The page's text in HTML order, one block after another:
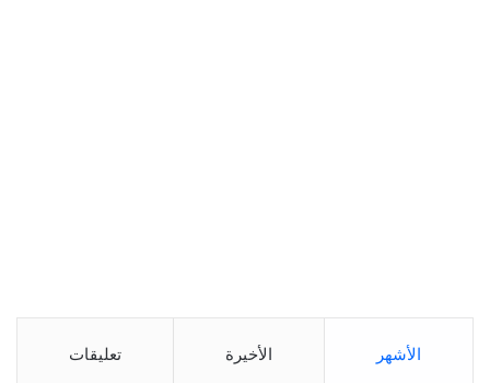
الأشهر الأخيرة تعليقات